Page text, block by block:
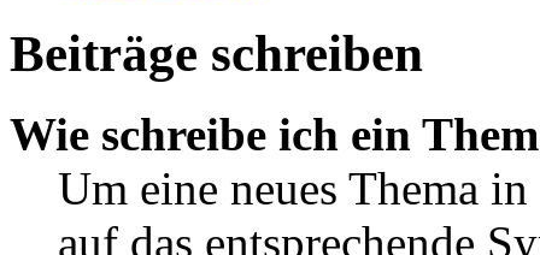
Beiträge schreiben
Wie schreibe ich ein
Um eine neues Thema
auf das entsprechende